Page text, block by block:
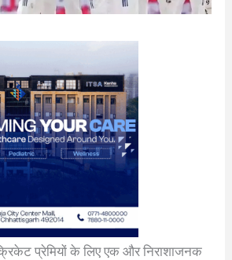
प्रेमियों के लिए एक और निराशाजनक